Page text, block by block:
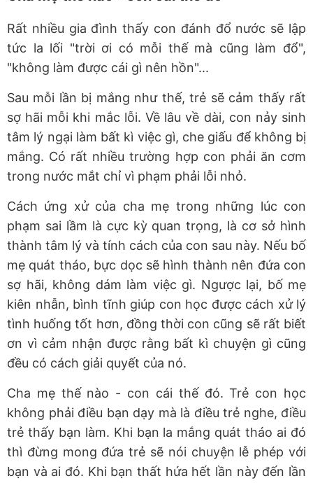
Rất nhiều gia đình thấy con đánh đổ nước sẽ lập
tức la lối "trời ơi có mỗi thế mà cũng làm đổ",
"không làm được cái gì nên hồn"...
Sau mỗi lần bị mắng như thế, trẻ sẽ cảm thấy rất
sợ hãi mỗi khi mắc lỗi. Về lâu về dài, con nảy sinh
tâm lý ngại làm bất kì việc gì, che giấu để không bị
mắng. Có rất nhiều trường hợp con phải ăn cơm
trong nước mắt chỉ vì phạm phải lỗi nhỏ.
Cách ứng xử của cha mẹ trong những lúc con
phạm sai lầm là cực kỳ quan trọng, là cơ sở hình
thành tâm lý và tính cách của con sau này. Nếu bố
mẹ quát tháo, bực dọc sẽ hình thành nên đứa con
sợ hãi, không dám làm việc gì. Ngược lại, bố mẹ
kiên nhẫn, bình tĩnh giúp con học được cách xử lý
tình huống tốt hơn, đồng thời con cũng sẽ rất biết
ơn vì cảm nhận được rằng bất kì chuyện gì cũng
đều có cách giải quyết của nó.
Cha mẹ thế nào - con cái thế đó. Trẻ con học
không phải điều bạn dạy mà là điều trẻ nghe, điều
trẻ thấy bạn làm. Khi bạn la mắng quát tháo ai đó
thì đừng mong đứa trẻ sẽ nói chuyện lễ phép với
bạn và ai đó. Khi bạn thất hứa hết lần này đến lần